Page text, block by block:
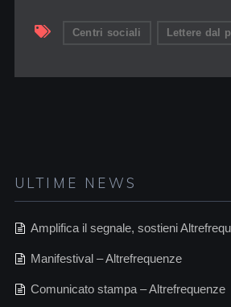
Centri sociali Lettere dal
ULTIME NEWS
Amplifica il segnale, sostieni
Manifestival – Altrefrequenze
Comunicato stampa – Altrefrequenze